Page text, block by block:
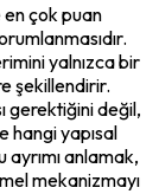
en çok puan
yalnızca bir
şekillendirir.
gerektiğini değil,
hangi yapısal
anlamak,
mekanizmayı